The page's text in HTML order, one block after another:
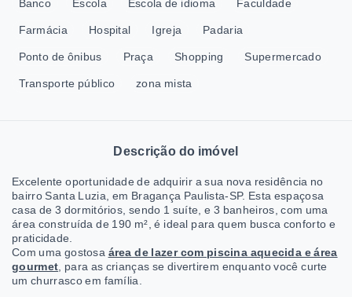
Banco Escola Escola de idioma Faculdade
Farmácia Hospital Igreja Padaria
Ponto de ônibus Praça Shopping Supermercado
Transporte público zona mista
Descrição do imóvel
Excelente oportunidade de adquirir a sua nova residência no
bairro Santa Luzia, em Bragança Paulista-SP. Esta espaçosa
casa de 3 dormitórios, sendo 1 suíte, e 3 banheiros, com uma
área construída de 190 m², é ideal para quem busca conforto e
praticidade.
Com uma gostosa área de lazer com piscina aquecida e área
gourmet , para as crianças se divertirem enquanto você curte
um churrasco em família.